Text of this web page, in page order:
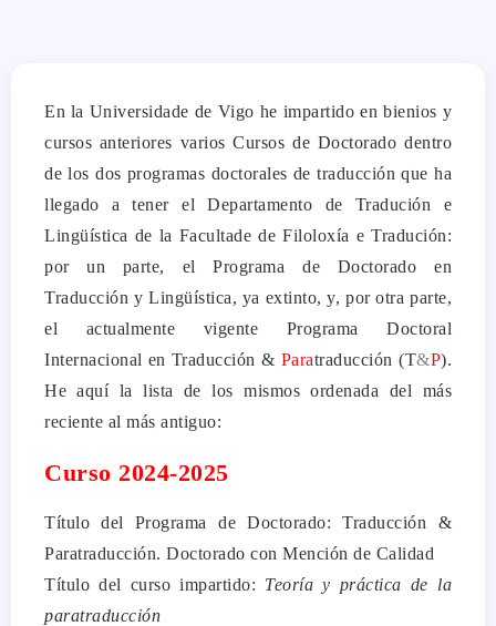
En la Universidade de Vigo he impartido en bienios y
cursos anteriores varios Cursos de Doctorado dentro
de los dos programas doctorales de traducción que ha
llegado a tener el Departamento de Tradución e
Lingüística de la Facultade de Filoloxía e Tradución:
por un parte, el Programa de Doctorado en
Traducción y Lingüística, ya extinto, y, por otra parte,
el actualmente vigente Programa Doctoral
Internacional en Traducción & Paratraducción (T&P).
He aquí la lista de los mismos ordenada del más
reciente al más antiguo:
Curso 2024-2025
Título del Programa de Doctorado: Traducción &
Paratraducción. Doctorado con Mención de Calidad
Título del curso impartido: Teoría y práctica de la
paratraducción